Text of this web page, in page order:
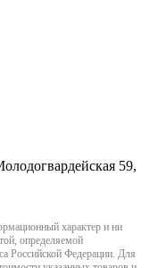
59,
характер и ни
определяемой
Российской Федерации. Для